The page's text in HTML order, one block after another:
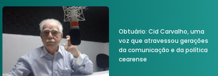
Obtuário: Cid Carvalho, uma
voz que atravessou gerações
da comunicação e da política
cearense